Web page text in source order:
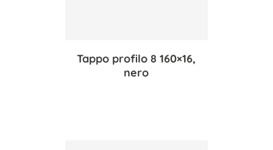
Tappo profilo 8 160×16,
nero